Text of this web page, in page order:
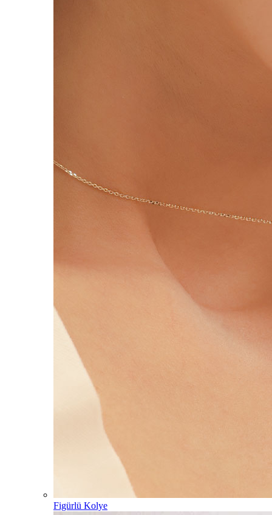
Figürlü Kolye